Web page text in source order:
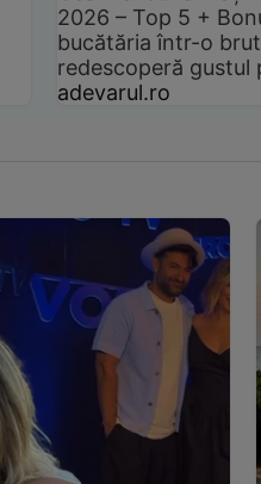
2026 – Top 5 +
bucătăria într-o
redescoperă gustul
adevarul.ro